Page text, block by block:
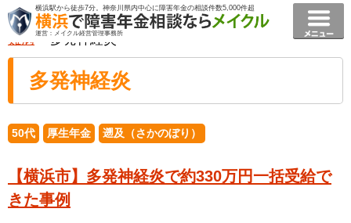
横浜駅から徒歩7分。神奈川県内中心に障害年金の相談件数5,000件超
運営：メイクル経営管理事務所
横浜で障害年金相談ならメイクル障害年金横浜 事例
難病> 多発神経炎
多発神経炎
50代 厚生年金 遡及（さかのぼり）
【横浜市】多発神経炎で約330万円一括受給で
きた事例